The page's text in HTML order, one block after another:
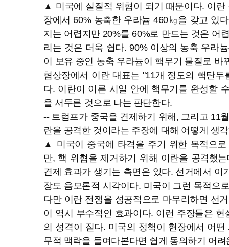
▲ 미국에 실질적 위협이 되기 때문이다. 이
장에서 60% 농축한 우라늄 460㎏을 갖고 있
지는 어렵지만 20%를 60%로 만드는 것은 어
리는 것은 더욱 쉽다. 90% 이상의 농축 우라
이 보유 중인 농축 우라늄이 핵무기 물질로 바
협상장에서 이란 대표는 "11개 정도의 핵탄
다. 이란이 이른 시일 안에 핵무기를 완성할
을 서두른 것으로 나는 판단한다.
-- 트럼프가 중국을 견제하기 위해, 그리고 11
란을 공격한 것이라는 주장에 대해 어떻게 생
▲ 미국이 중국에 타격을 주기 위한 목적으
만, 핵 위협을 제거하기 위해 이란을 공격했
견제 효과가 생기는 측면은 있다. 선거에서 이
장도 음모론적 시각이다. 미국이 그런 목적으
다만 이란 전쟁을 성공적으로 마무리하면 선
이 역시 부수적인 효과이다. 이런 주장들은
의 성격이 짙다. 미국의 정책이 현장에서 어
무적 맥락을 들여다본다면 쉽게 동의하기 어려